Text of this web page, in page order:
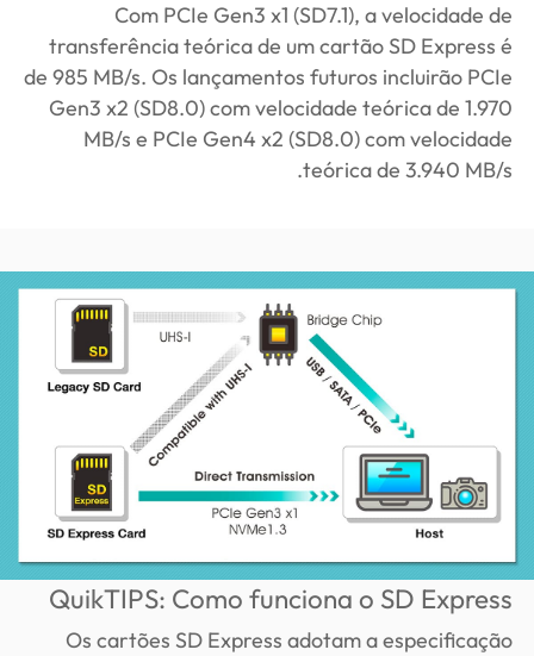
Com PCIe Gen3 x1 (SD7.1), a velocidade de
transferência teórica de um cartão SD Express é
de 985 MB/s. Os lançamentos futuros incluirão PCIe
Gen3 x2 (SD8.0) com velocidade teórica de 1.970
MB/s e PCIe Gen4 x2 (SD8.0) com velocidade
teórica de 3.940 MB/s.
QuikTIPS: Como funciona o SD Express
Os cartões SD Express adotam a especificação